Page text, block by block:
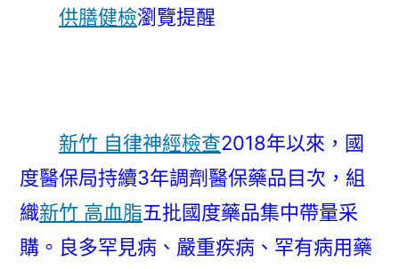
供膳健檢瀏覽提醒
新竹 自律神經檢查2018年以來，國
度醫保局持續3年調劑醫保藥品目次，組
織新竹 高血脂五批國度藥品集中帶量采
購。良多罕見病、嚴重疾病、罕有病用藥